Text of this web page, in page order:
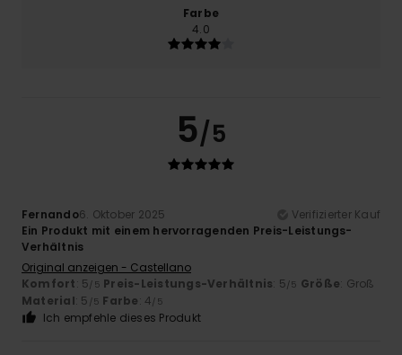
Farbe
4.0
5/5
Fernando6. Oktober 2025
Verifizierter Kauf
Ein Produkt mit einem hervorragenden Preis-Leistungs-
Verhältnis
Original anzeigen - Castellano
Komfort: 5/5 Preis-Leistungs-Verhältnis: 5/5 Größe: Groß
Material: 5 /5 Farbe: 4/5
Ich empfehle dieses Produkt